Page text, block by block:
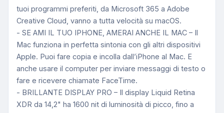
tuoi programmi preferiti, da Microsoft 365 a Adobe
Creative Cloud, vanno a tutta velocità su macOS.
- SE AMI IL TUO IPHONE, AMERAI ANCHE IL MAC – Il
Mac funziona in perfetta sintonia con gli altri dispositivi
Apple. Puoi fare copia e incolla dall’iPhone al Mac. E
anche usare il computer per inviare messaggi di testo o
fare e ricevere chiamate FaceTime.
- BRILLANTE DISPLAY PRO – Il display Liquid Retina
XDR da 14,2" ha 1600 nit di luminosità di picco, fino a